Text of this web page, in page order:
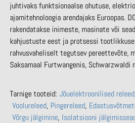
juhtivaks funktsionaalse ohutuse,
ajamitehnoloogia arendajaks Euroopas.
rakendatakse inimeste, masinate või
kahjustuste eest ja protsessi tootlikkuse
rahvusvaheliselt tegutsev pereettevõte,
Saksamaal Furtwangenis, Schwarzwaldi
Tarnige tooteid: Jõuelektroonilised releed
Voolureleed Pingereleed
Võrgu jälgimine Isolatsiooni